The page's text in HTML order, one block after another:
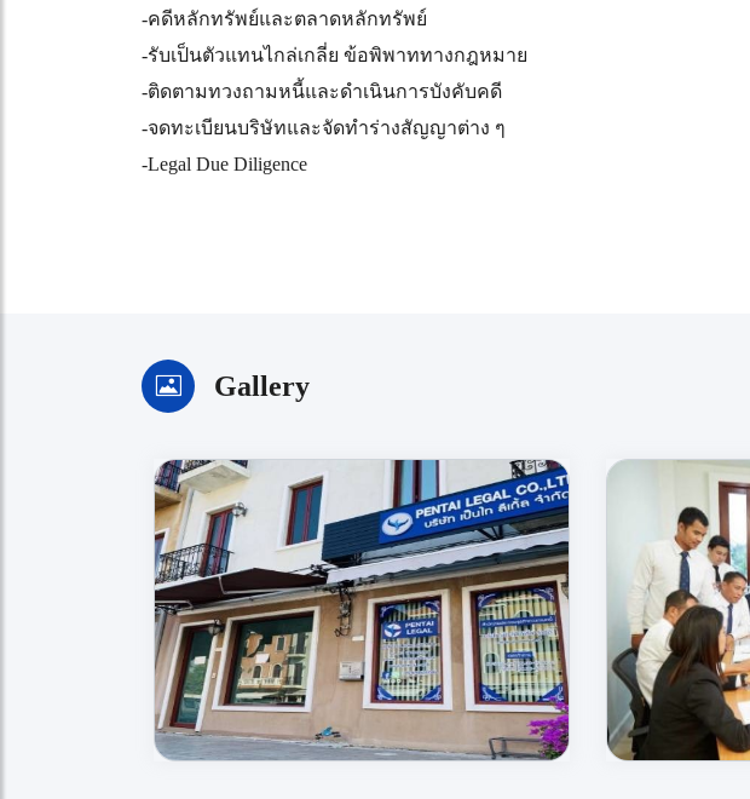
-คดีหลักทรัพย์และตลาดหลักทรัพย์
-รับเป็นตัวแทนไกล่เกลี่ย ข้อพิพาททางกฎหมาย
-ติดตามทวงถามหนี้และดำเนินการบังคับคดี
-จดทะเบียนบริษัทและจัดทำร่างสัญญาต่าง ๆ
-Legal Due Diligence
Gallery